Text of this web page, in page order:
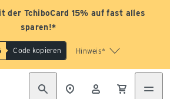
der TchiboCard 15% auf fast alles
sparen!*
Code kopieren Hinweis*